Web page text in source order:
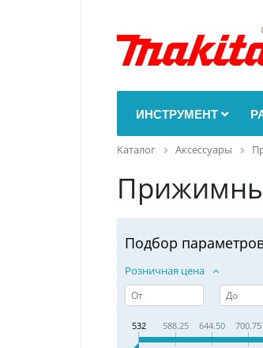
ИНСТРУМЕНТ
Каталог Аксессуары
Подбор
Розничная цена
532 588.25 644.50 700.75